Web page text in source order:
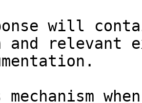
will
and relevant